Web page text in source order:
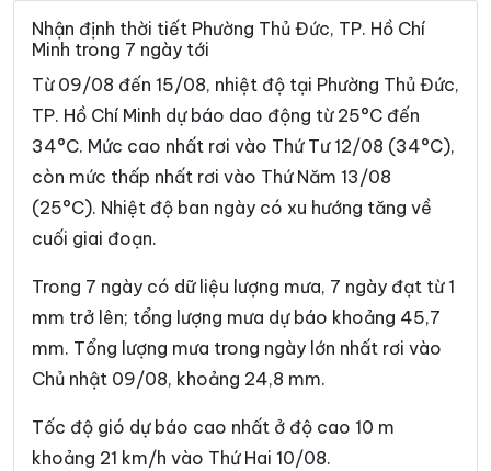
Phường Bình Tiên Phường Bình Trị Đông
Phường Bình Trưng
Phường Cầu Kiệu Phường Cầu Ông Lãnh
Phường Chánh Hiệp Phường Chánh Hưng
Phường Chánh Phú Hòa Phường Chợ Lớn
Phường Chợ Quán
Phường Diên Hồng Phường Đông Hòa
Phường Đông Hưng Thuận Phường Đức Nhuận
Phường Gia Định Phường Gò Vấp
Phường Hòa Hưng Phường Hòa Lợi
Nhận định thời tiết Phường Thủ Đức, TP. Hồ Chí
Minh trong 7 ngày tới
Từ 09/08 đến 15/08, nhiệt độ tại Phường Thủ Đức,
TP. Hồ Chí Minh dự báo dao động từ 25°C đến
34°C. Mức cao nhất rơi vào Thứ Tư 12/08 (34°C),
còn mức thấp nhất rơi vào Thứ Năm 13/08
(25°C). Nhiệt độ ban ngày có xu hướng tăng về
cuối giai đoạn.
Trong 7 ngày có dữ liệu lượng mưa, 7 ngày đạt từ 1
mm trở lên; tổng lượng mưa dự báo khoảng 45,7
mm. Tổng lượng mưa trong ngày lớn nhất rơi vào
Chủ nhật 09/08, khoảng 24,8 mm.
Tốc độ gió dự báo cao nhất ở độ cao 10 m
khoảng 21 km/h vào Thứ Hai 10/08.